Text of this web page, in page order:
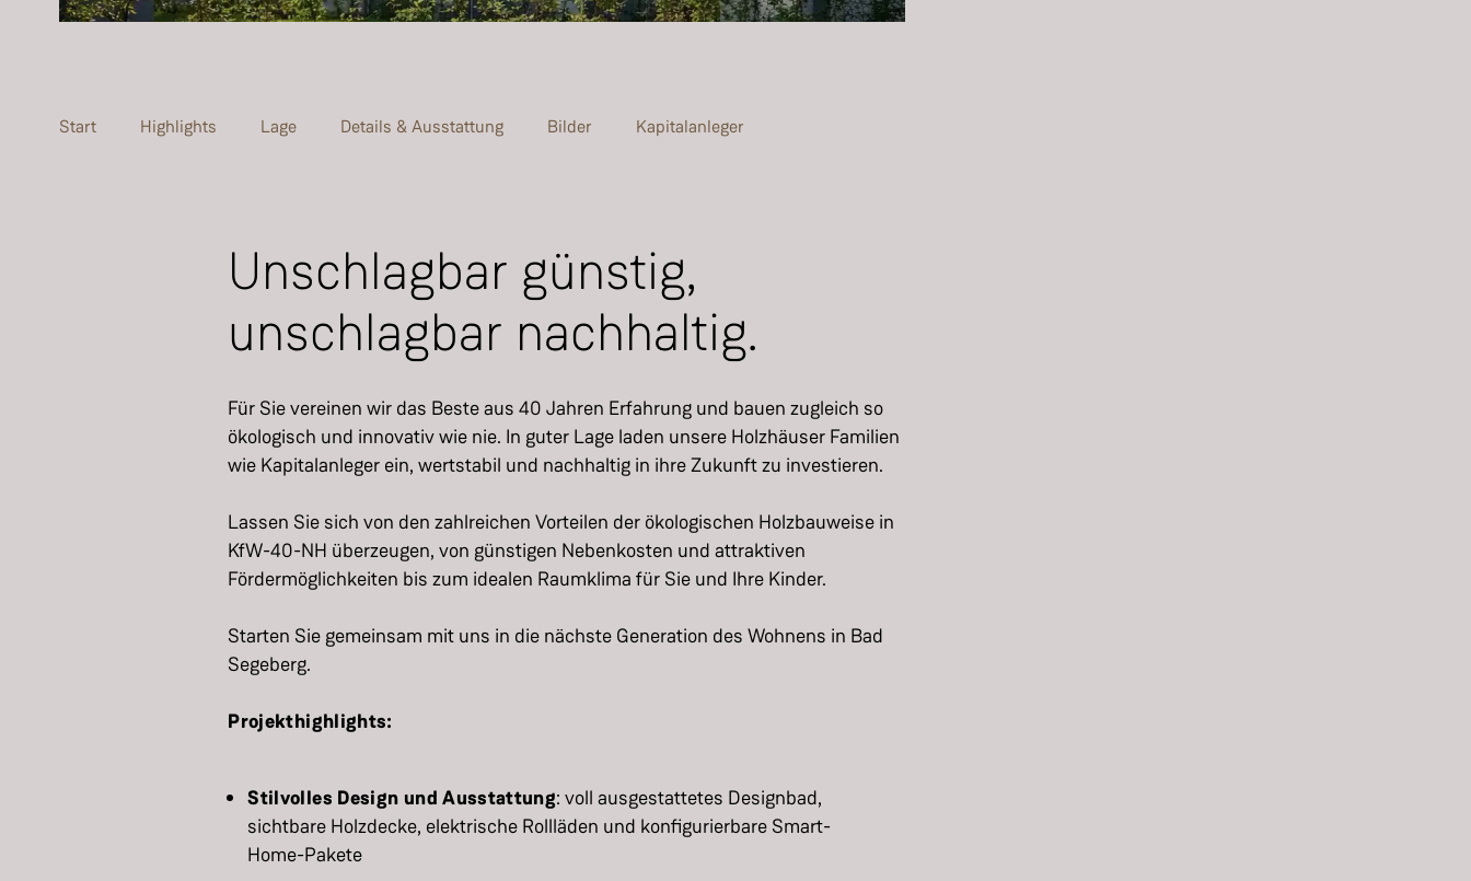
Start Highlights Lage Details & Ausstattung Bilder Kapitalanleger
Unschlagbar günstig,
unschlagbar nachhaltig.
Für Sie vereinen wir das Beste aus 40 Jahren Erfahrung und bauen zugleich so
ökologisch und innovativ wie nie. In guter Lage laden unsere Holzhäuser Familien
wie Kapitalanleger ein, wertstabil und nachhaltig in ihre Zukunft zu investieren.
Lassen Sie sich von den zahlreichen Vorteilen der ökologischen Holzbauweise in
KfW-40-NH überzeugen, von günstigen Nebenkosten und attraktiven
Fördermöglichkeiten bis zum idealen Raumklima für Sie und Ihre Kinder.
Starten Sie gemeinsam mit uns in die nächste Generation des Wohnens in Bad
Segeberg.
Projekthighlights:
Stilvolles Design und Ausstattung: voll ausgestattetes Designbad,
sichtbare Holzdecke, elektrische Rollläden und konfigurierbare Smart-
Home-Pakete